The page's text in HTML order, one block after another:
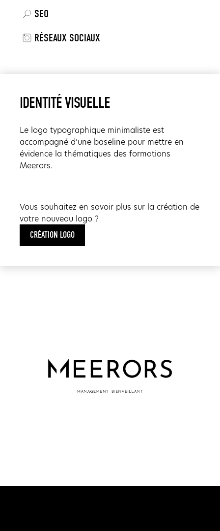
SEO
RÉSEAUX SOCIAUX
IDENTITÉ VISUELLE
Le logo typographique minimaliste est
accompagné d’une baseline pour mettre en
évidence la thématiques des formations
Meerors.
Vous souhaitez en savoir plus sur la création de
votre nouveau logo ?
CRÉATION LOGO